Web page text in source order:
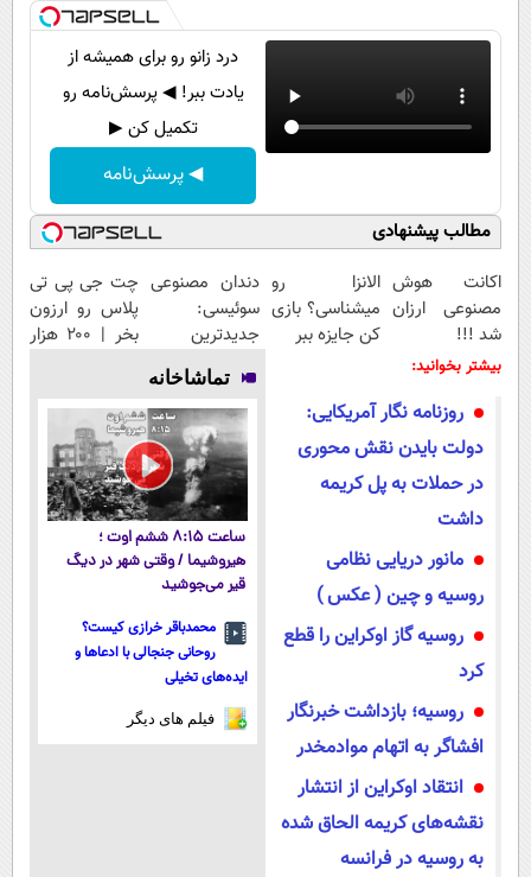
درد زانو رو برای همیشه از
یادت ببر! ◀ پرسش‌نامه رو
تکمیل کن ▶
◀ پرسش‌نامه
مطالب پیشنهادی
اکانت هوش
مصنوعی ارزان
شد !!!
الانزا رو
میشناسی؟ بازی
کن جایزه ببر
دندان مصنوعی
سوئیسی:
جدیدترین
فناوری اروپا،
سبک و مقاوم |
پرداخت قسطی
چت جی پی تی
پلاس رو ارزون
بخر | ۲۰۰ هزار
بیشتر بخوانید:
روزنامه نگار آمریکایی:
دولت بایدن نقش محوری
در حملات به پل کریمه
داشت
مانور دریایی نظامی
روسیه و چین ( عکس )
روسیه گاز اوکراین را قطع
کرد
روسیه؛ بازداشت خبرنگار
افشاگر به اتهام موادمخدر
انتقاد اوکراین از انتشار
نقشه‌های کریمه الحاق شده
به روسیه در فرانسه
تماشاخانه
ساعت ۸:۱۵ ششم اوت ؛
هیروشیما / وقتی شهر در دیگ
قیر می‌جوشید
محمدباقر خرازی کیست؟
روحانی جنجالی با ادعاها و
ایده‌های تخیلی
فیلم های دیگر